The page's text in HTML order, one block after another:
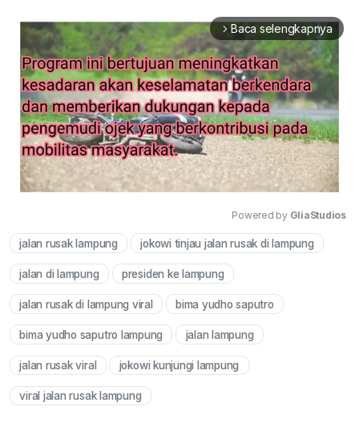
arrow_forward_ios Baca selengkapnya
Mute
Powered by GliaStudios
jalan rusak lampung jokowi tinjau jalan rusak di lampung
jalan di lampung presiden ke lampung
jalan rusak di lampung viral bima yudho saputro
bima yudho saputro lampung jalan lampung
jalan rusak viral jokowi kunjungi lampung
viral jalan rusak lampung